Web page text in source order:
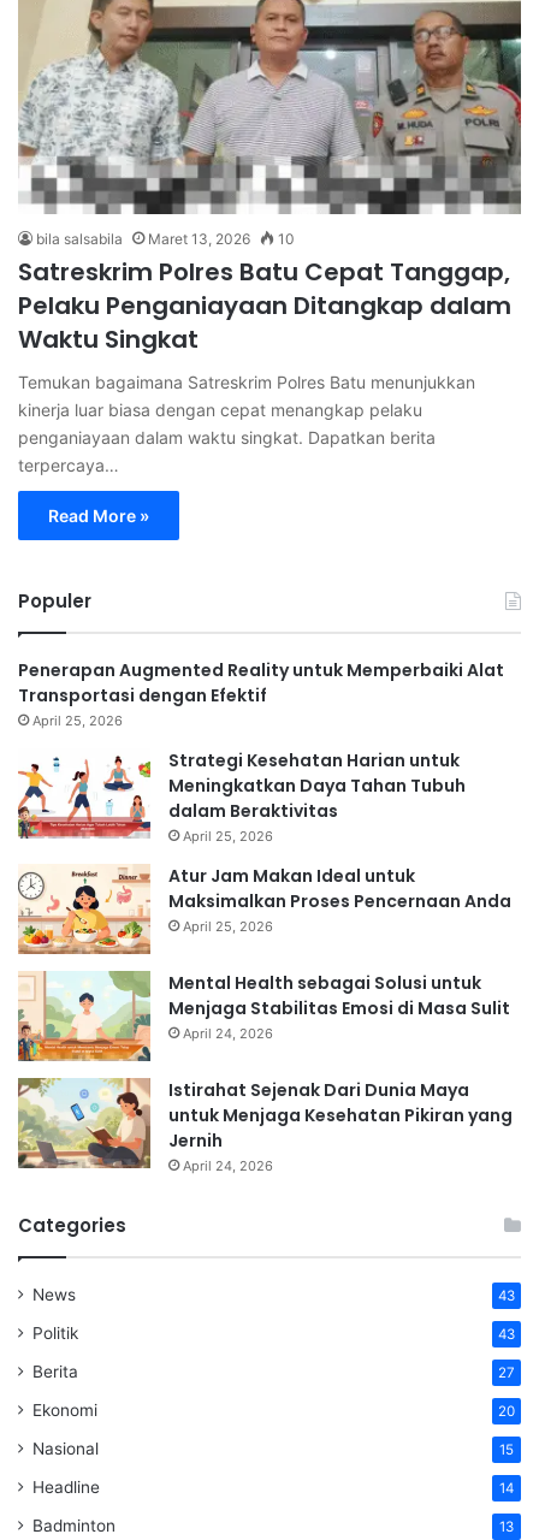
bila salsabila Maret 13, 2026 10
Satreskrim Polres Batu Cepat Tanggap,
Pelaku Penganiayaan Ditangkap dalam
Waktu Singkat
Temukan bagaimana Satreskrim Polres Batu menunjukkan
kinerja luar biasa dengan cepat menangkap pelaku
penganiayaan dalam waktu singkat. Dapatkan berita
terpercaya…
Read More »
Populer
Penerapan Augmented Reality untuk Memperbaiki Alat
Transportasi dengan Efektif
April 25, 2026
Strategi Kesehatan Harian untuk
Meningkatkan Daya Tahan Tubuh
dalam Beraktivitas
April 25, 2026
Atur Jam Makan Ideal untuk
Maksimalkan Proses Pencernaan Anda
April 25, 2026
Mental Health sebagai Solusi untuk
Menjaga Stabilitas Emosi di Masa Sulit
April 24, 2026
Istirahat Sejenak Dari Dunia Maya
untuk Menjaga Kesehatan Pikiran yang
Jernih
April 24, 2026
Categories
News 43
Politik 43
Berita 27
Ekonomi 20
Nasional 15
Headline 14
Badminton 13